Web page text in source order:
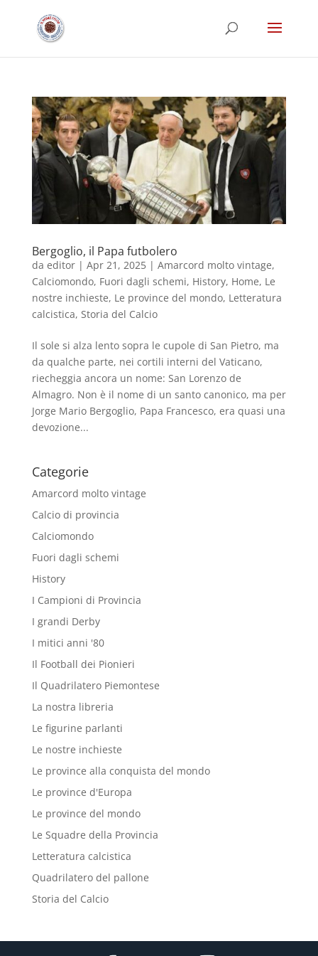
Bergoglio, il Papa futbolero
da editor| Apr 21, 2025| Amarcord molto vintage,
Calciomondo, Fuori dagli schemi, History, Home, Le
nostre inchieste, Le province del mondo, Letteratura
calcistica, Storia del Calcio
Il sole si alza lento sopra le cupole di San Pietro, ma
da qualche parte, nei cortili interni del Vaticano,
riecheggia ancora un nome: San Lorenzo de
Almagro. Non è il nome di un santo canonico, ma per
Jorge Mario Bergoglio, Papa Francesco, era quasi una
devozione...
Categorie
Amarcord molto vintage
Calcio di provincia
Calciomondo
Fuori dagli schemi
History
I Campioni di Provincia
I grandi Derby
I mitici anni '80
Il Football dei Pionieri
Il Quadrilatero Piemontese
La nostra libreria
Le figurine parlanti
Le nostre inchieste
Le province alla conquista del mondo
Le province d'Europa
Le province del mondo
Le Squadre della Provincia
Letteratura calcistica
Quadrilatero del pallone
Storia del Calcio